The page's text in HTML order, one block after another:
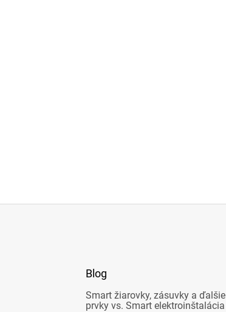
Blog
Smart žiarovky, zásuvky a ďalšie
prvky vs. Smart elektroinštalácia